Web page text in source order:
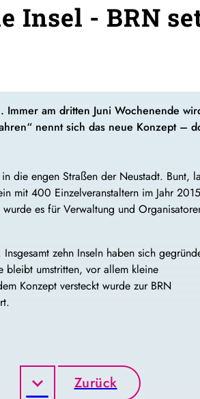
Insel - BRN
am dritten Juni Wochenende
nennt sich das neue Konzept –
die engen Straßen der Neustadt. Bunt,
mit 400 Einzelveranstaltern im Jahr
es für Verwaltung und
zehn Inseln haben sich
bleibt umstritten, vor allem kleine
Konzept versteckt wurde zur BRN
Zurück